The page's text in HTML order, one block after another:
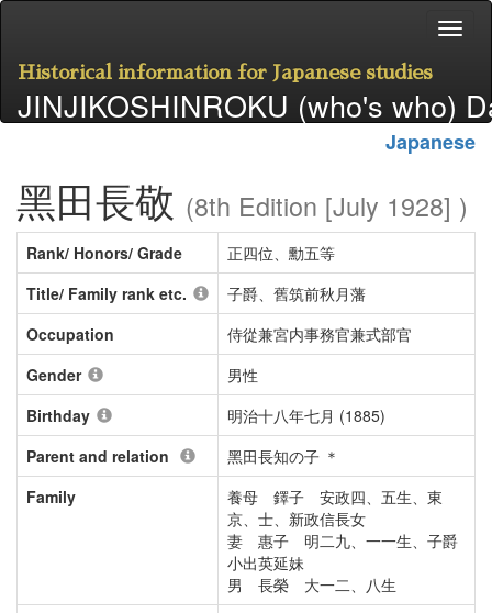
Historical information for Japanese studies
JINJIKOSHINROKU (who's who)
Japanese
黑田長敬 (8th Edition [July 1928] )
Rank/ Honors/ Grade
正四位、勳五等
Title/ Family rank etc.
子爵、舊筑前秋月藩
Occupation
侍從兼宮内事務官兼式部官
Gender
男性
Birthday
明治十八年七月 (1885)
Parent and relation
黑田長知の子 ＊
Family
養母 鐸子 安政四、五生、東
京、士、新政信長女
妻 惠子 明二九、一一生、子爵
小出英延妹
男 長榮 大一二、八生